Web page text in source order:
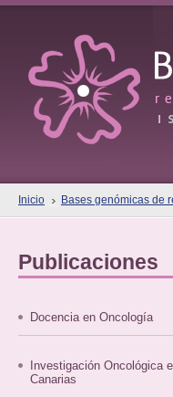
Inicio Bases genómicas de
Publicaciones
Docencia en Oncología
Investigación Oncológica
Canarias